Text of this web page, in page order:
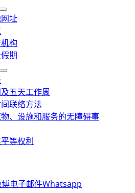
址
构
期
五天工作周
联络方法
、设施和服务的无障碍事
等权利
电子邮件Whatsapp